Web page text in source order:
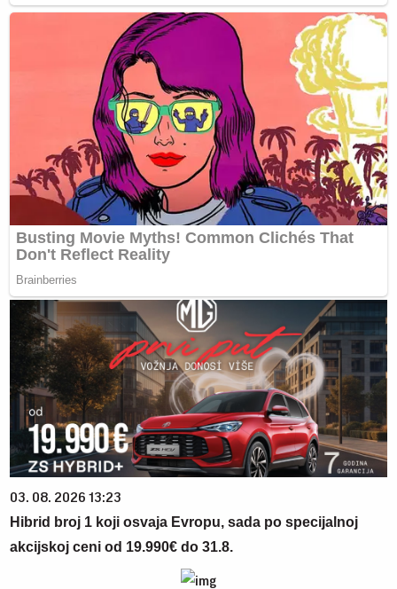
03. 08. 2026 13:23
Hibrid broj 1 koji osvaja Evropu, sada po specijalnoj
akcijskoj ceni od 19.990€ do 31.8.